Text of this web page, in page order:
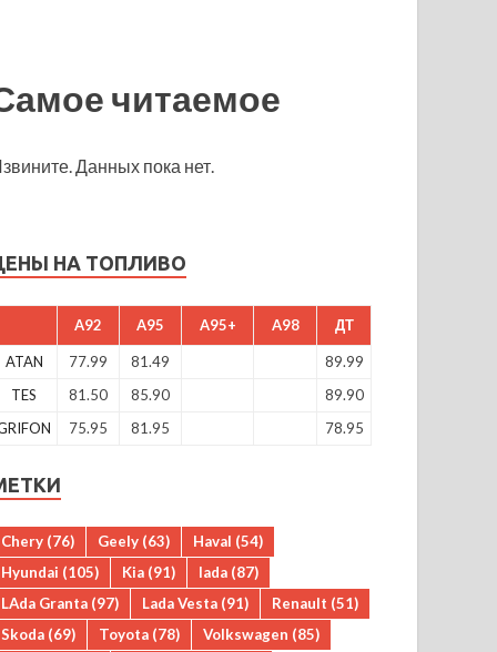
читаемое
Данных пока нет.
НА ТОПЛИВО
A92 A95 A95+ A98 ДТ
ATAN 77.99 81.49
89.99
TES
81.50 85.90
89.90
75.95 81.95 78.95
Chery (76) Geely (63) Haval (54)
Hyundai (105) Kia (91) lada (87)
LAda Granta (97) Lada Vesta (91) Renault (51)
Skoda (69) Toyota (78) Volkswagen (85)